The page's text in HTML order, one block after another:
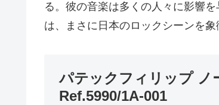
る。彼の音楽は多くの人々に影響
は、まさに日本のロックシーンを
パテックフィリップ ノ
Ref.5990/1A-001